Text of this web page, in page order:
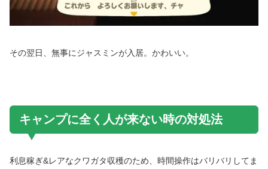
その翌日、無事にジャスミンが入居。かわいい。
キャンプに全く人が来ない時の対処法
利息稼ぎ&レアなクワガタ収穫のため、時間操作はバリバリしてま